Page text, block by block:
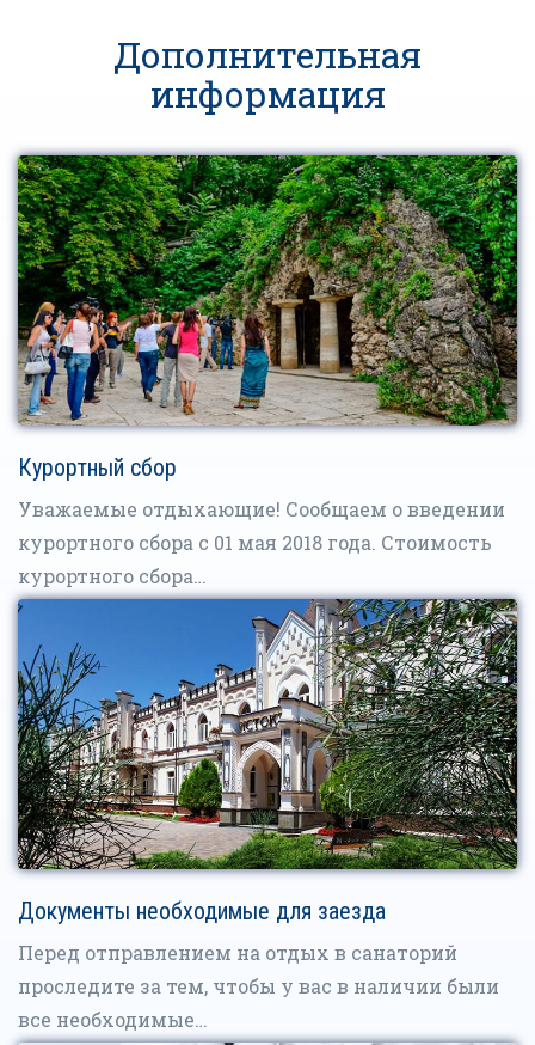
Дополнительная
информация
Курортный сбор
Уважаемые отдыхающие! Сообщаем о введении
курортного сбора с 01 мая 2018 года. Стоимость
курортного сбора…
Документы необходимые для заезда
Перед отправлением на отдых в санаторий
проследите за тем, чтобы у вас в наличии были
все необходимые…